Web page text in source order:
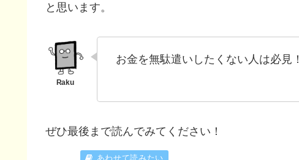
と思います。
お金を無駄遣いしたくない人は必見！
ぜひ最後まで読んでみてください！